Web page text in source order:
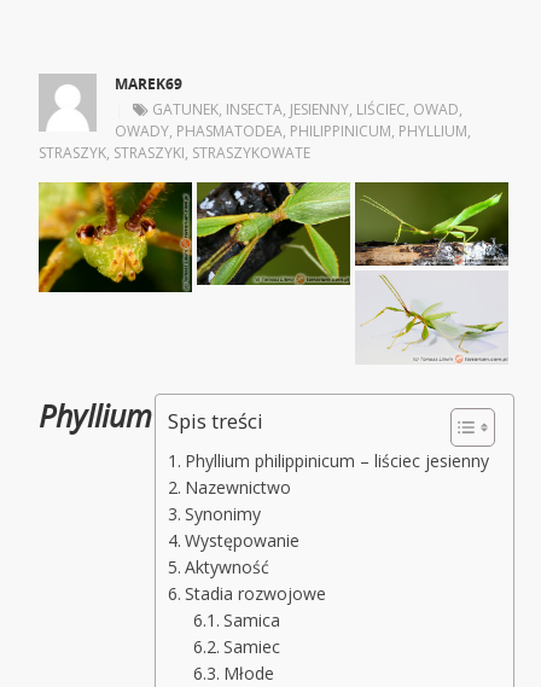
MAREK69
GATUNEK, INSECTA, JESIENNY, LIŚCIEC, OWAD,
OWADY, PHASMATODEA, PHILIPPINICUM, PHYLLIUM,
STRASZYK, STRASZYKI, STRASZYKOWATE
Spis treści
Phyllium philippinicum – liściec jesienny
Nazewnictwo
Synonimy
Występowanie
Aktywność
Stadia rozwojowe
Samica
Samiec
Młode
Phyllium